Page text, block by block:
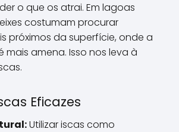
o que os atrai. Em lagoas
costumam procurar
próximos da superfície, onde a
mais amena. Isso nos leva à
Eficazes
Utilizar iscas como